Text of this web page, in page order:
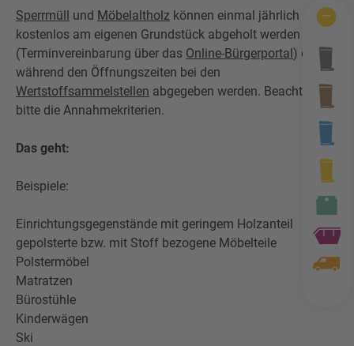
Sonstige Abfälle
Sperrmüll und Möbelaltholz können einmal jährlich
kostenlos am eigenen Grundstück abgeholt werden
(Terminvereinbarung über das Online-Bürgerportal) oder
während den Öffnungszeiten bei den
Wertstoffsammelstellen abgegeben werden. Beachten Sie
bitte die Annahmekriterien.
Das geht:
Beispiele:
Einrichtungsgegenstände mit geringem Holzanteil
gepolsterte bzw. mit Stoff bezogene Möbelteile
Polstermöbel
Matratzen
Bürostühle
Kinderwägen
Ski